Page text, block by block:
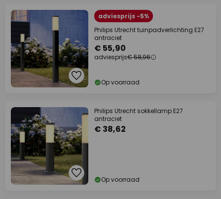
adviesprijs -5%
Philips Utrecht tuinpadverlichting E27
antraciet
€ 55,90
adviesprijs€ 58,96
Op voorraad
Philips Utrecht sokkellamp E27
antraciet
€ 38,62
Op voorraad